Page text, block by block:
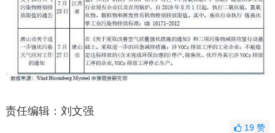
责任编辑：刘文强
19赞